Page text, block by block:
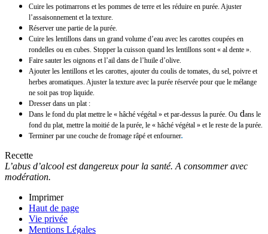
Cuire les potimarrons et les pommes de terre et les réduire en purée. Ajuster
l’assaisonnement et la texture.
Réserver une partie de la purée.
Cuire les lentillons dans un grand volume d’eau avec les carottes coupées en
rondelles ou en cubes. Stopper la cuisson quand les lentillons sont « al dente ».
Faire sauter les oignons et l’ail dans de l’huile d’olive.
Ajouter les lentillons et les carottes, ajouter du coulis de tomates, du sel, poivre et
herbes aromatiques. Ajuster la texture avec la purée réservée pour que le mélange
ne soit pas trop liquide.
Dresser dans un plat :
Dans le fond du plat mettre le « hâché végétal » et par-dessus la purée. Ou dans le
fond du plat, mettre la moitié de la purée, le « hâché végétal » et le reste de la purée.
Terminer par une couche de fromage râpé et enfourner.
Recette
L’abus d’alcool est dangereux pour la santé. A consommer avec
modération.
Imprimer
Haut de page
Vie privée
Mentions Légales